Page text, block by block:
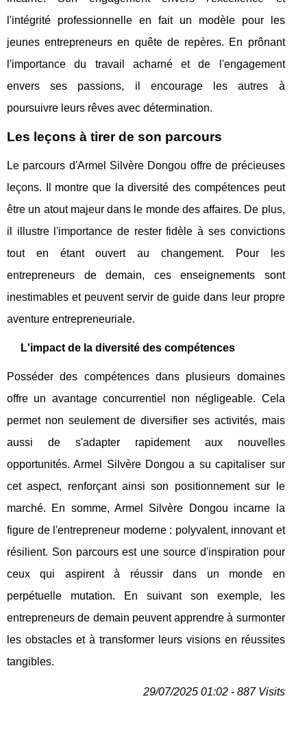
l'intégrité professionnelle en fait un modèle pour les
jeunes entrepreneurs en quête de repères. En prônant
l'importance du travail acharné et de l'engagement
envers ses passions, il encourage les autres à
poursuivre leurs rêves avec détermination.
Les leçons à tirer de son parcours
Le parcours d'Armel Silvère Dongou offre de précieuses
leçons. Il montre que la diversité des compétences peut
être un atout majeur dans le monde des affaires. De plus,
il illustre l'importance de rester fidèle à ses convictions
tout en étant ouvert au changement. Pour les
entrepreneurs de demain, ces enseignements sont
inestimables et peuvent servir de guide dans leur propre
aventure entrepreneuriale.
L'impact de la diversité des compétences
Posséder des compétences dans plusieurs domaines
offre un avantage concurrentiel non négligeable. Cela
permet non seulement de diversifier ses activités, mais
aussi de s'adapter rapidement aux nouvelles
opportunités. Armel Silvère Dongou a su capitaliser sur
cet aspect, renforçant ainsi son positionnement sur le
marché. En somme, Armel Silvère Dongou incarne la
figure de l'entrepreneur moderne : polyvalent, innovant et
résilient. Son parcours est une source d'inspiration pour
ceux qui aspirent à réussir dans un monde en
perpétuelle mutation. En suivant son exemple, les
entrepreneurs de demain peuvent apprendre à surmonter
les obstacles et à transformer leurs visions en réussites
tangibles.
29/07/2025 01:02 - 887 Visits